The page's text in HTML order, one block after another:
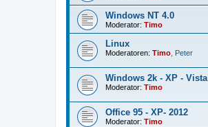
Windows NT 4.0
Moderator: Timo
Linux
Moderatoren: Timo Peter
Windows 2k - XP - Vista
Moderator: Timo
Office 95 - XP- 2012
Moderator: Timo